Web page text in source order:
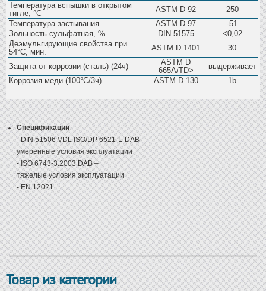
Температура вспышки в открытом
тигле, °С
ASTM D 92
250
Температура застывания
ASTM D 97
-51
Зольность сульфатная, %
DIN 51575
<0,02
Деэмульгирующие свойства при
54°C, мин.
ASTM D 1401 30
Защита от коррозии (сталь) (24ч)
ASTM D
665A/TD>
выдерживает
Коррозия меди (100°C/3ч)
ASTM D 130 1b
Спецификации
- DIN 51506 VDL ISO/DP 6521-L-DAB –
умеренные условия эксплуатации
- ISO 6743-3:2003 DAB –
тяжелые условия эксплуатации
- EN 12021
Товар из категории